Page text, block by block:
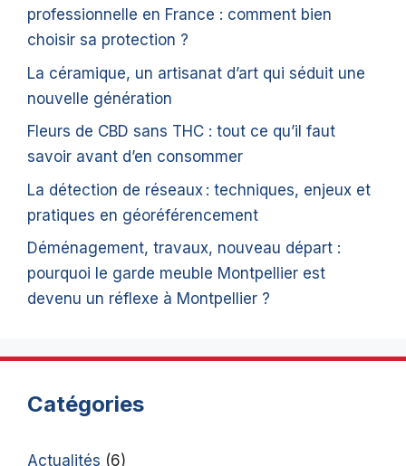
professionnelle en France : comment bien
choisir sa protection ?
La céramique, un artisanat d’art qui séduit une
nouvelle génération
Fleurs de CBD sans THC : tout ce qu’il faut
savoir avant d’en consommer
La détection de réseaux : techniques, enjeux et
pratiques en géoréférencement
Déménagement, travaux, nouveau départ :
pourquoi le garde meuble Montpellier est
devenu un réflexe à Montpellier ?
Catégories
Actualités (6)